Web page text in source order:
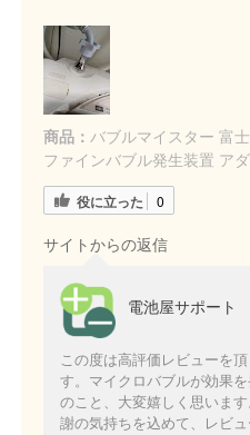
商品： バブルマイスター 富
ファインバブル発生装置 ア
役に立った 0
サイトからの返信
電池屋サポート
この度は高評価レビューを
す。マイクロバブルが効果
のこと、大変嬉しく思いま
謝の気持ちを込めて、レビ